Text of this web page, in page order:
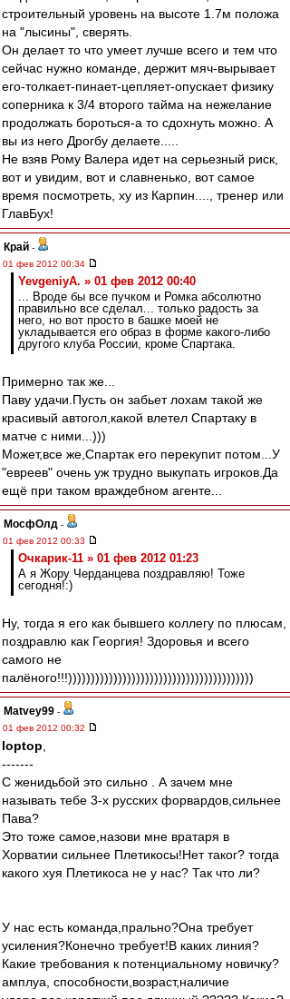
строительный уровень на высоте 1.7м положа
на "лысины", сверять.
Он делает то что умеет лучше всего и тем что
сейчас нужно команде, держит мяч-вырывает
его-толкает-пинает-цепляет-опускает физику
соперника к 3/4 второго тайма на нежелание
продолжать бороться-а то сдохнуть можно. А
вы из него Дрогбу делаете.....
Не взяв Рому Валера идет на серьезный риск,
вот и увидим, вот и славненько, вот самое
время посмотреть, ху из Карпин...., тренер или
ГлавБух!
Край -
01 фев 2012 00:34
YevgeniyA. » 01 фев 2012 00:40
... Вроде бы все пучком и Ромка абсолютно
правильно все сделал... только радость за
него, но вот просто в башке моей не
укладывается его образ в форме какого-либо
другого клуба России, кроме Спартака.
Примерно так же...
Паву удачи.Пусть он забьет лохам такой же
красивый автогол,какой влетел Спартаку в
матче с ними...)))
Может,все же,Спартак его перекупит потом...У
"евреев" очень уж трудно выкупать игроков.Да
ещё при таком враждебном агенте...
МосфОлд -
01 фев 2012 00:33
Очкарик-11 » 01 фев 2012 01:23
А я Жору Черданцева поздравляю! Тоже
сегодня!:)
Ну, тогда я его как бывшего коллегу по плюсам,
поздравлю как Георгия! Здоровья и всего
самого не
палёного!!!)))))))))))))))))))))))))))))))))))))))))
Matvey99 -
01 фев 2012 00:32
loptop
-------
С женидьбой это сильно . А зачем мне
называть тебе 3-х русских форвардов,сильнее
Пава?
Это тоже самое,назови мне вратаря в
Хорватии сильнее Плетикосы!Нет таког? тогда
какого хуя Плетикоса не у нас? Так что ли?
У нас есть команда,прально?Она требует
усиления?Конечно требует!В каких линия?
Какие требования к потенциальному новичку?
амплуа, способности,возраст,наличие